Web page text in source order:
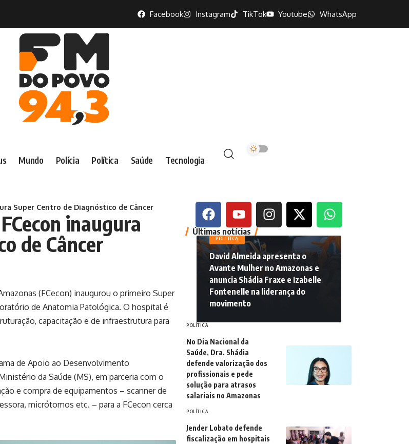
Facebook Instagram TikTok Youtube WhatsApp
Mundo Polícia Política Saúde Tecnologia
Super Centro de Diagnóstico de Câncer
inaugura
de Câncer
(FCecon) inaugurou o primeiro Super
de Anatomia Patológica. O hospital é
capacitação e de infraestrutura para
de Apoio ao Desenvolvimento
da Saúde (MS), em parceria com o
e compra de equipamentos – scanner de
micrótomos etc. – para a FCecon cerca
Últimas notícias
POLÍTICA
David Almeida apresenta o
Avante Mulher no Amazonas e
anuncia Shádia Fraxe e Izabelle
Fontenelle na liderança do
movimento
POLÍTICA
No Dia Nacional da
Saúde, Dra. Shádia
defende valorização dos
profissionais e pede
solução para atrasos
salariais no Amazonas
POLÍTICA
Jender Lobato defende
fiscalização em hospitais